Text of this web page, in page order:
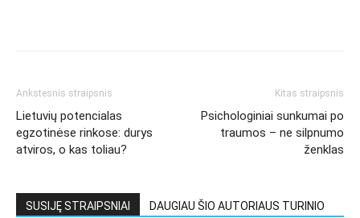
Ankstesnis straipsnis
Lietuvių potencialas
egzotinėse rinkose: durys
atviros, o kas toliau?
Kitas straipsnis
Psichologiniai sunkumai po
traumos – ne silpnumo
ženklas
SUSIJĘ STRAIPSNIAI DAUGIAU ŠIO AUTORIAUS TURINIO